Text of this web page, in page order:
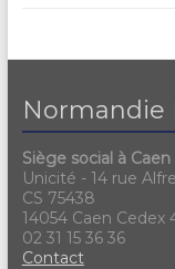
Normandie
Siège social à Caen
Unicité - 14 rue
CS 75438
14054 Caen Cedex
02 31 15 36 36
Contact